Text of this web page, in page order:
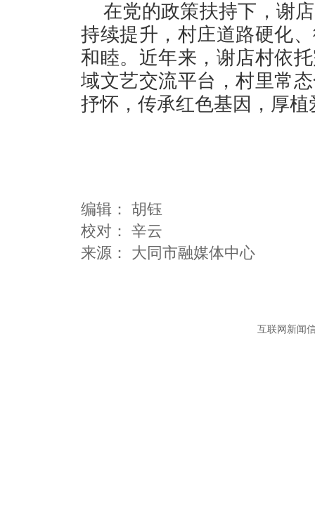
在党的政策扶持下，谢
持续提升，村庄道路硬化
和睦。近年来，谢店村依
域文艺交流平台，村里常
抒怀，传承红色基因，厚
编辑： 胡钰
校对： 辛云
互联网新闻